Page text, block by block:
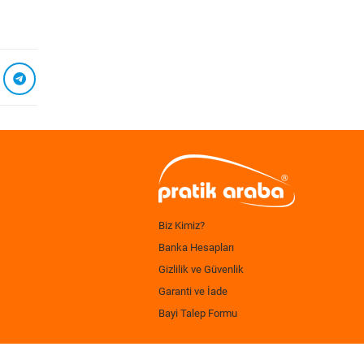
Biz Kimiz?
Banka Hesapları
Gizlilik ve Güvenlik
Garanti ve İade
Bayi Talep Formu